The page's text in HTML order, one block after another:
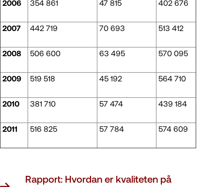
2006 354 861 47 815 402 676
2007 442 719 70 693 513 412
2008 506 600 63 495 570 095
2009 519 518 45 192 564 710
2010 381 710 57 474 439 184
2011 516 825 57 784 574 609
Rapport: Hvordan er kvaliteten på